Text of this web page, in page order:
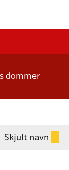
dommer
Skjult navn